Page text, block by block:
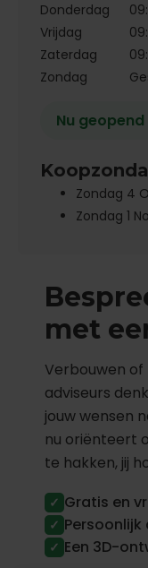
Donderdag
Vrijdag
Zaterdag
Zondag
Nu
Zondag 4
Zondag 1
met
Verbouwen of
adviseurs
jouw wensen
nu oriënteert
te hakken, jij
✓ Gratis en
✓
✓ Een 3D-